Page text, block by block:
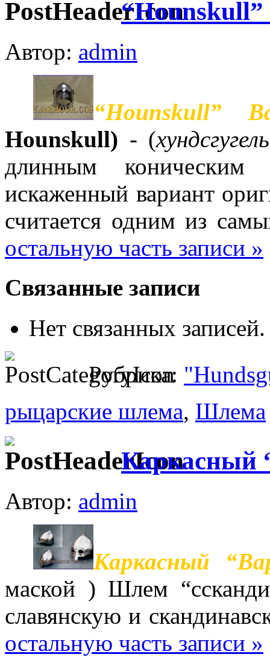
“Hounskull”
Автор: admin
“Hounskull”
Hounskull) - (хундсгугель
длинным
искаженный вариант
считается одним из
остальную часть записи »
Связанные записи
Нет связанных записей.
Рубрика:
рыцарские шлема, Шлема
Каркасный
Автор: admin
Каркасный
маской ) Шлем “c
славянскую и
остальную часть записи »